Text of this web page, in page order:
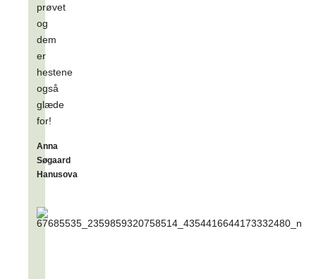
prøvet
og
dem
er
hestene
også
glæde
for!
Anna
Søgaard
Hanusova